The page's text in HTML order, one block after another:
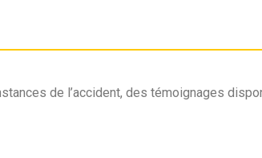
de l’accident, des témoignages